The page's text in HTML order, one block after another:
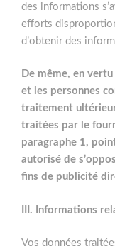
des informations
efforts
d’obtenir des
De même, en
et les personnes
traitement
traitées par le
paragraphe 1,
autorisé de
fins de publicité
III. Informations
Vos données